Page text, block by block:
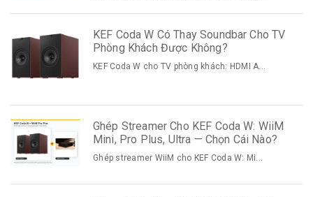
KEF Coda W Có Thay Soundbar Cho TV
Phòng Khách Được Không?
KEF Coda W cho TV phòng khách: HDMI A...
Ghép Streamer Cho KEF Coda W: WiiM
Mini, Pro Plus, Ultra — Chọn Cái Nào?
Ghép streamer WiiM cho KEF Coda W: Mi...